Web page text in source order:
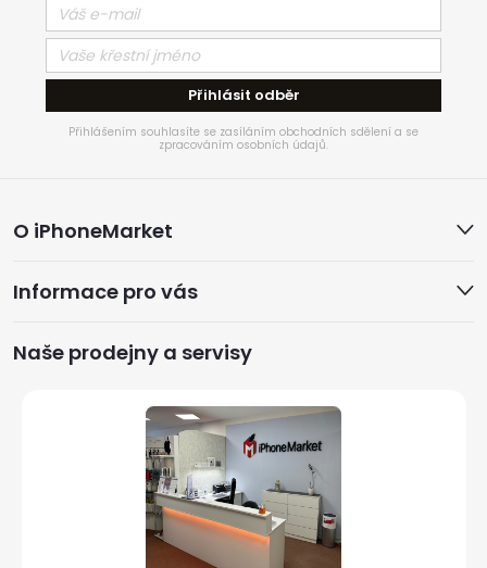
Přihlásit odběr
Přihlášením souhlasíte se zasíláním obchodních sdělení a se
zpracováním osobních údajů.
á
p
a
O iPhoneMarket
Informace pro vás
Naše prodejny a servisy